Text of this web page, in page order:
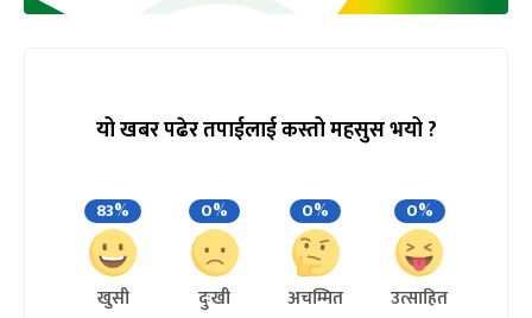
यो खबर पढेर तपाईलाई कस्तो महसुस भयो ?
83%
खुसी
0%
दुःखी
0%
अचम्मित
0%
उत्साहित